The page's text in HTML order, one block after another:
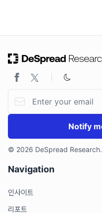
1.1. 이자 스트리핑
1.2. PT, YT의 상관관계
1.4. Implied APY ≠
1.5. Pendle Finance
2. Pendle Finance 토크노
2.2. 성장 가능성
3. 한계점 : YT 트레이딩 리스
Notify
© 2026 DeSpread Research.
Navigation
인사이트
리포트